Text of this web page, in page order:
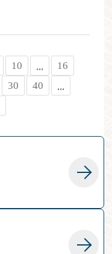
10 ...
16
30 40 ...